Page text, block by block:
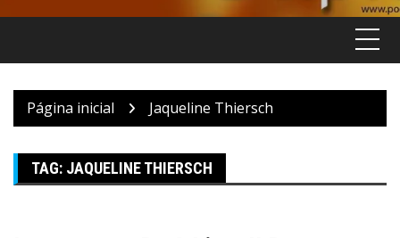
Página inicial Jaqueline Thiersch
TAG: JAQUELINE THIERSCH
ABN NEWS Cultura